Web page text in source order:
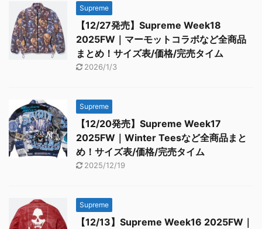
Supreme
【12/27発売】Supreme Week18
2025FW｜マーモットコラボなど全商品
まとめ！サイズ表/価格/完売タイム
2026/1/3
Supreme
【12/20発売】Supreme Week17
2025FW｜Winter Teesなど全商品まと
め！サイズ表/価格/完売タイム
2025/12/19
Supreme
【12/13】Supreme Week16 2025FW｜